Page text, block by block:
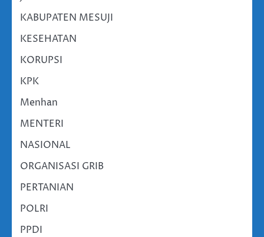
KABUPATEN MESUJI
KESEHATAN
KORUPSI
KPK
Menhan
MENTERI
NASIONAL
ORGANISASI GRIB
PERTANIAN
POLRI
PPDI